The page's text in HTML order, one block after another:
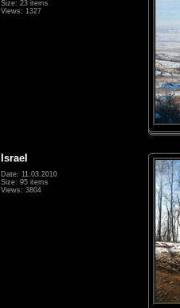
Size: 23 items
Views: 1327
Israel
Date: 11.03.2010
Size: 95 items
Views: 3804